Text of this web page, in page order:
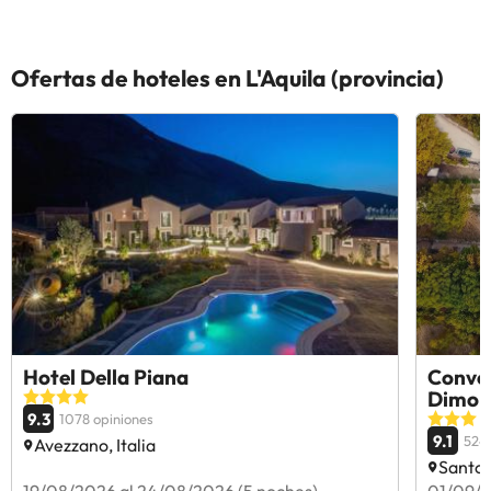
Ofertas de hoteles en L'Aquila (provincia)
Hotel Della Piana
9.3 1078 opiniones
Avezzano, Italia 9.1 524
Santo